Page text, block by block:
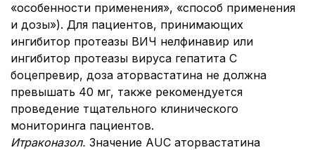
«особенности применения», «способ применения
и дозы»). Для пациентов, принимающих
ингибитор протеазы ВИЧ нелфинавир или
ингибитор протеазы вируса гепатита С
боцепревир, доза аторвастатина не должна
превышать 40 мг, также рекомендуется
проведение тщательного клинического
мониторинга пациентов.
Итраконазол. Значение AUC аторвастатина